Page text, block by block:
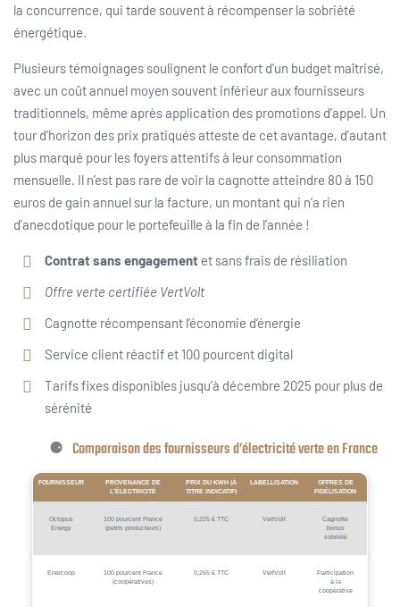
la concurrence, qui tarde souvent à récompenser la sobriété
énergétique.
Plusieurs témoignages soulignent le confort d’un budget maîtrisé,
avec un coût annuel moyen souvent inférieur aux fournisseurs
traditionnels, même après application des promotions d’appel. Un
tour d’horizon des prix pratiqués atteste de cet avantage, d’autant
plus marqué pour les foyers attentifs à leur consommation
mensuelle. Il n’est pas rare de voir la cagnotte atteindre 80 à 150
euros de gain annuel sur la facture, un montant qui n’a rien
d’anecdotique pour le portefeuille à la fin de l’année !
Contrat sans engagement et sans frais de résiliation
Offre verte certifiée VertVolt
Cagnotte récompensant l’économie d’énergie
Service client réactif et 100 pourcent digital
Tarifs fixes disponibles jusqu’à décembre 2025 pour plus de
sérénité
Comparaison des fournisseurs d’électricité verte en France
FOURNISSEUR
PROVENANCE DE
L’ÉLECTRICITÉ
PRIX DU KWH (À
TITRE INDICATIF)
LABELLISATION
OFFRES DE
FIDÉLISATION
Octopus
Energy
100 pourcent France
(petits producteurs)
0,225 € TTC VertVolt
Cagnotte
bonus
sobriété
Enercoop
100 pourcent France
(coopératives)
0,265 € TTC VertVolt
Participation
à la
coopérative